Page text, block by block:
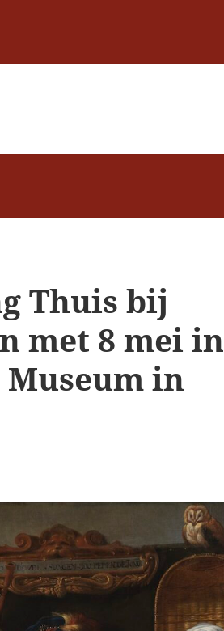
Thuis bij
met 8 mei in
in